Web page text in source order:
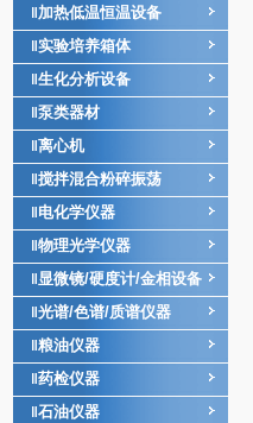
加热低温恒温设备
实验培养箱体
生化分析设备
泵类器材
离心机
搅拌混合粉碎振荡
电化学仪器
物理光学仪器
显微镜/硬度计/金相设备
光谱/色谱/质谱仪器
粮油仪器
药检仪器
石油仪器